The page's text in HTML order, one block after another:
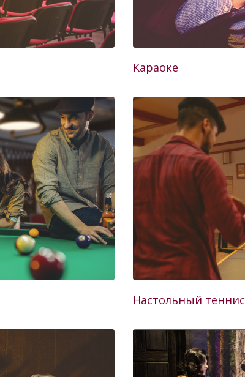
Караоке
Настольный теннис